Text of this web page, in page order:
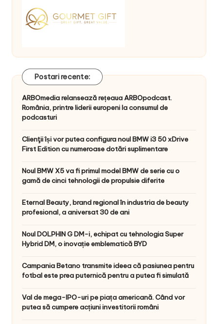
Postari recente:
ARBOmedia relansează rețeaua ARBOpodcast.
România, printre liderii europeni la consumul de
podcasturi
Clienţii își vor putea configura noul BMW i3 50 xDrive
First Edition cu numeroase dotări suplimentare
Noul BMW X5 va fi primul model BMW de serie cu o
gamă de cinci tehnologii de propulsie diferite
Eternal Beauty, brand regional în industria de beauty
profesional, a aniversat 30 de ani
Noul DOLPHIN G DM-i, echipat cu tehnologia Super
Hybrid DM, o inovație emblematică BYD
Campania Betano transmite ideea că pasiunea pentru
fotbal este prea puternică pentru a putea fi simulată
Val de mega-IPO-uri pe piața americană. Când vor
putea să cumpere acțiuni investitorii români